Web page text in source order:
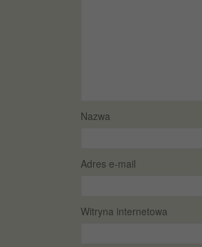
Nazwa
Adres e-mail
Witryna internetowa